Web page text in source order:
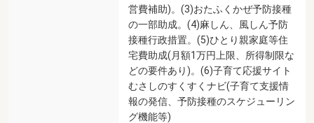
営費補助)。(3)おたふくかぜ予防接種
の一部助成。(4)麻しん、風しん予防
接種行政措置。(5)ひとり親家庭等住
宅費助成(月額1万円上限、所得制限な
どの要件あり)。(6)子育て応援サイト
むさしのすくすくナビ(子育て支援情
報の発信、予防接種のスケジューリン
グ機能等)